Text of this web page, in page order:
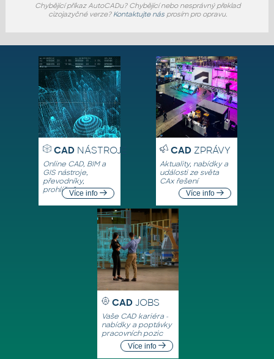
Chybějící příkaz AutoCADu? Chybějící nebo nesprávný překlad
cizojazyčné verze? Kontaktujte násprosím pro opravu.
CADNÁSTROJE
Online CAD, BIM a
GIS nástroje,
převodníky,
prohlížečeVíce info
CADZPRÁVY
Aktuality, nabídky a
události ze světa
CAx řešení
Více info
CAD JOBS
Vaše CAD kariéra -
nabídky a poptávky
pracovních pozic
Více info